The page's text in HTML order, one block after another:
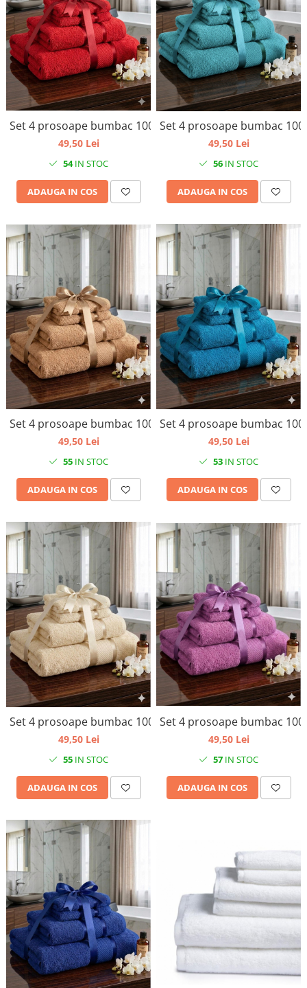
Set 4 prosoape bumbac 100%
49,50 Lei
54IN STOC
ADAUGA IN COS
Set 4 prosoape bumbac
49,50 Lei
56 IN STOC
ADAUGA IN COS
Set 4 prosoape bumbac 100%
49,50 Lei
55 IN STOC
ADAUGA IN COS
Set 4 prosoape bumbac
49,50 Lei
53 IN STOC
ADAUGA IN COS
Set 4 prosoape bumbac 100%
49,50 Lei
55 IN STOC
ADAUGA IN COS
Set 4 prosoape bumbac
49,50 Lei
57 IN STOC
ADAUGA IN COS